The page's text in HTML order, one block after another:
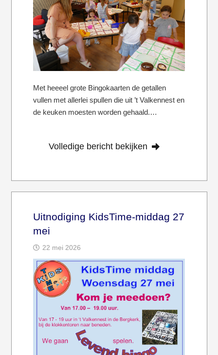
Met heeeel grote Bingokaarten de getallen
vullen met allerlei spullen die uit ’t Valkennest en
de keuken moesten worden gehaald.…
Volledige bericht bekijken
Uitnodiging KidsTime-middag 27
mei
22 mei 2026